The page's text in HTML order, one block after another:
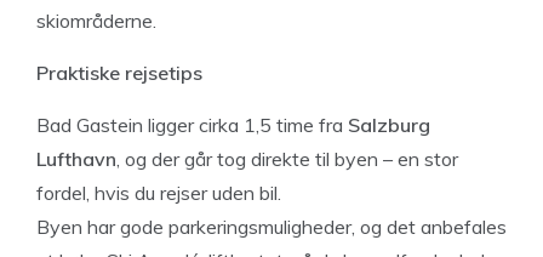
skiområderne.
Praktiske rejsetips
Bad Gastein ligger cirka 1,5 time fra Salzburg
Lufthavn , og der går tog direkte til byen – en stor
fordel, hvis du rejser uden bil.
Byen har gode parkeringsmuligheder, og det anbefales